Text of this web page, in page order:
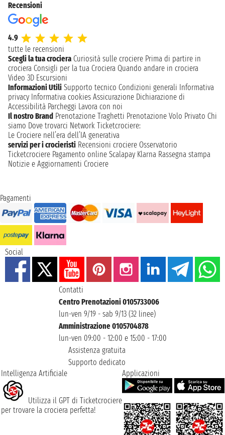
Recensioni
4.9
tutte le recensioni
Scegli la tua crociera Curiosità sulle crociere Prima di partire in
crociera Consigli per la tua Crociera Quando andare in crociera
Video 3D Escursioni
Informazioni Utili Supporto tecnico Condizioni generali Informativa
privacy Informativa cookies Assicurazione Dichiarazione di
Accessibilità Parcheggi Lavora con noi
Il nostro Brand Prenotazione Traghetti Prenotazione Volo Privato Chi
siamo Dove trovarci Network Ticketcrociere:
Le Crociere nell’era dell’IA generativa
servizi per i crocieristi Recensioni crociere Osservatorio
Ticketcrociere Pagamento online Scalapay Klarna Rassegna stampa
Notizie e Aggiornamenti Crociere
Pagamenti
Social
Contatti
Centro Prenotazioni 0105733006
lun-ven 9/19 - sab 9/13 (32 linee)
Amministrazione 0105704878
lun-ven 09:00 - 12:00 e 15:00 - 17:00
Assistenza gratuita
Supporto dedicato
Intelligenza Artificiale
Utilizza il GPT di Ticketcrociere
per trovare la crociera perfetta!
Applicazioni